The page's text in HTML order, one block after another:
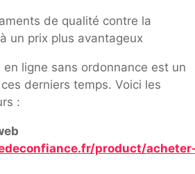
de qualité contre la
un prix plus avantageux
en ligne sans ordonnance est un
derniers temps. Voici les
:
product/